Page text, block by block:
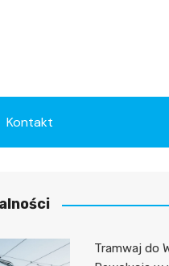
Kontakt
Tramwaj do